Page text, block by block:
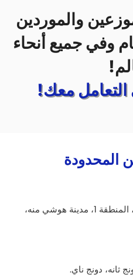
والموردين
وفي جميع أنحاء
التعامل معك!
المحدودة
28B شارع دانغ تات، جناح تان دينه، المنطقة 1، مدينة هوشي منه،